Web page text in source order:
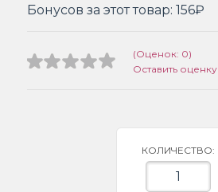
Бонусов за этот товар: 156₽
(Оценок: 0)
Оставить оценку
КОЛИЧЕСТВО: